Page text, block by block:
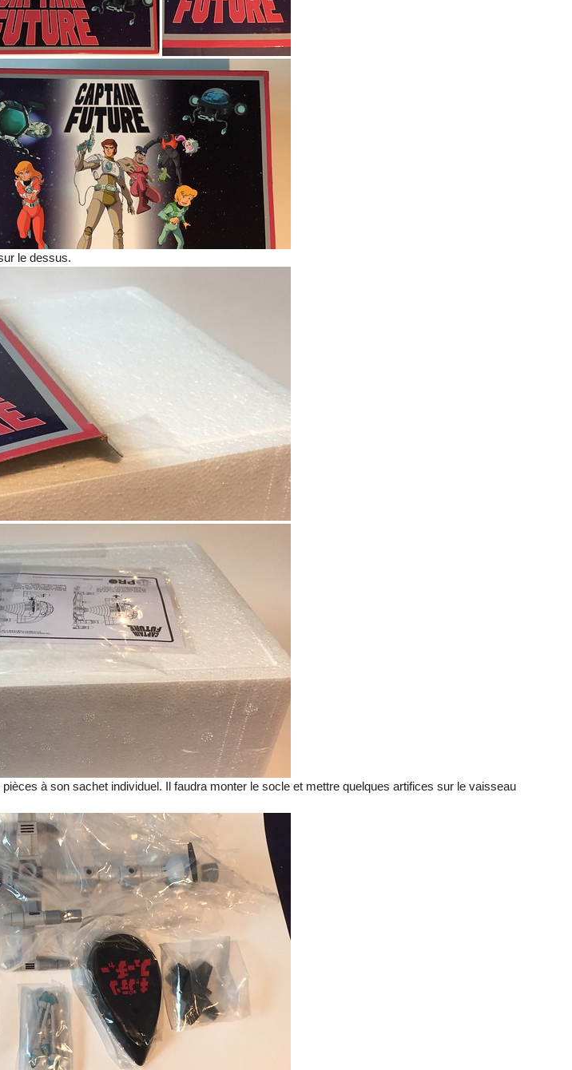
le dessus.
à son sachet individuel. Il faudra monter le socle et mettre quelques artifices sur le vaisseau